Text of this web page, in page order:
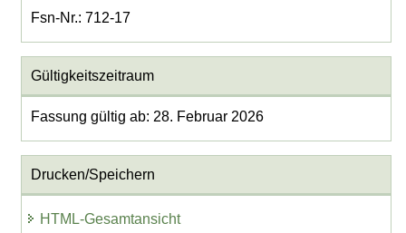
Fsn-Nr.: 712-17
Gültigkeitszeitraum
Fassung gültig ab: 28. Februar 2026
Drucken/Speichern
HTML-Gesamtansicht